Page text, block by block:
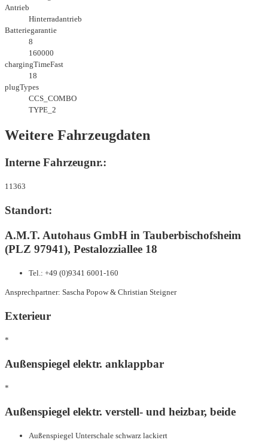
Antrieb
Hinterradantrieb
Batteriegarantie
8
160000
chargingTimeFast
18
plugTypes
CCS_COMBO
TYPE_2
Weitere Fahrzeugdaten
Interne Fahrzeugnr.:
11363
Standort:
A.M.T. Autohaus GmbH in Tauberbischofsheim
(PLZ 97941), Pestalozziallee 18
Tel.: +49 (0)9341 6001-160
Ansprechpartner: Sascha Popow & Christian Steigner
Exterieur
*
Außenspiegel elektr. anklappbar
*
Außenspiegel elektr. verstell- und heizbar, beide
Außenspiegel Unterschale schwarz lackiert